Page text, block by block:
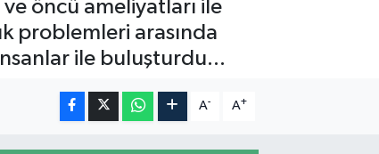
öncü ameliyatları ile
problemleri arasında
ile buluşturdu...
A- A+